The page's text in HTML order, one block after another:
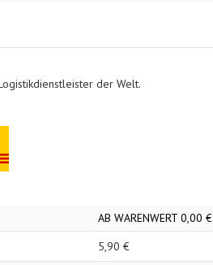
der Welt.
AB WARENWERT 0,00 €
5,90 €